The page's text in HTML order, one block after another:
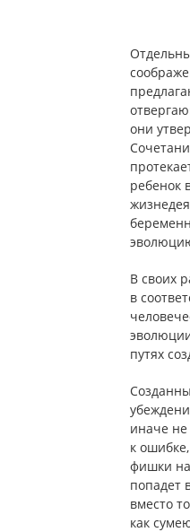
они
ребенок
В своих
в
путях
иначе
к
фишки на
попадет
вместо
как